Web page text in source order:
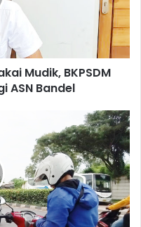
Mudik, BKPSDM
ASN Bandel